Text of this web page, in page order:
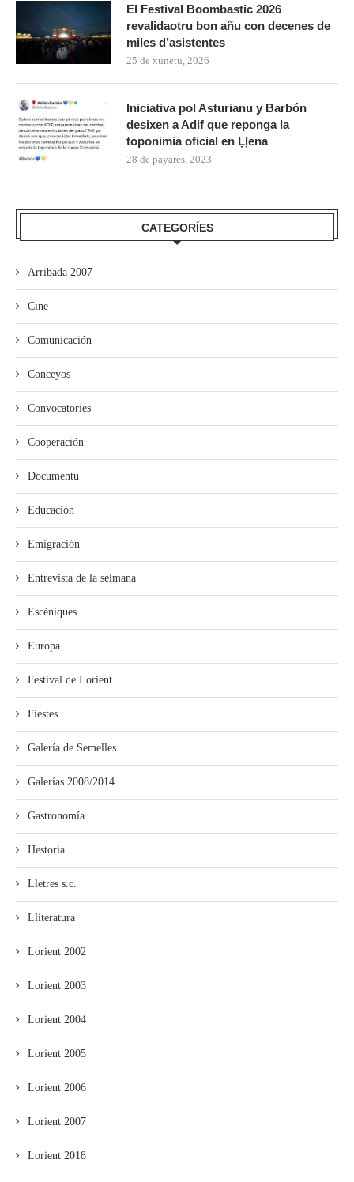
El Festival Boombastic 2026
revalidaotru bon añu con decenes de
miles d’asistentes
25 de xunetu, 2026
Iniciativa pol Asturianu y Barbón
desixen a Adif que reponga la
toponimia oficial en Ḷḷena
28 de payares, 2023
CATEGORÍES
Arribada 2007
Cine
Comunicación
Conceyos
Convocatories
Cooperación
Documentu
Educación
Emigración
Entrevista de la selmana
Escéniques
Europa
Festival de Lorient
Fiestes
Galería de Semelles
Galerías 2008/2014
Gastronomía
Hestoria
Lletres s.c.
Lliteratura
Lorient 2002
Lorient 2003
Lorient 2004
Lorient 2005
Lorient 2006
Lorient 2007
Lorient 2018